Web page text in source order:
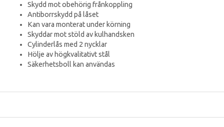
Skydd mot obehörig frånkoppling
Antiborrskydd på låset
Kan vara monterat under körning
Skyddar mot stöld av kulhandsken
Cylinderlås med 2 nycklar
Hölje av högkvalitativt stål
Säkerhetsboll kan användas